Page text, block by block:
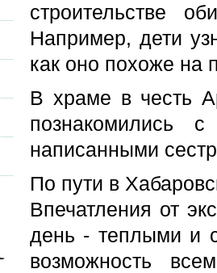
строительстве
Например, дети
как оно похоже на
В храме в честь
познакомились
написанными
По пути в
Впечатления от
день - теплыми и
возможность